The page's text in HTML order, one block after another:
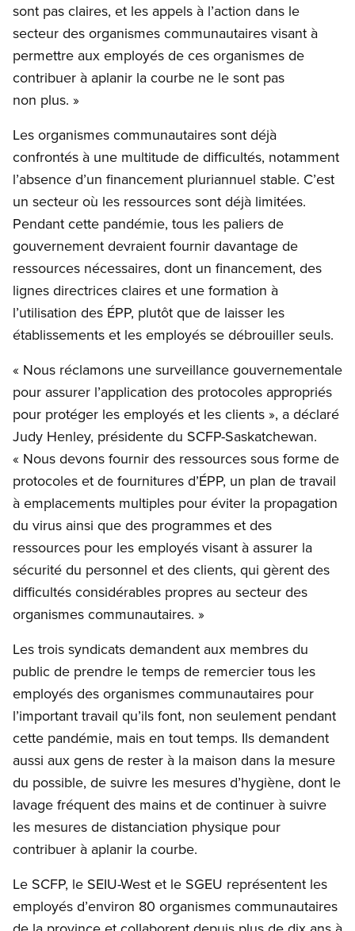
sont pas claires, et les appels à l’action dans le
secteur des organismes communautaires visant à
permettre aux employés de ces organismes de
contribuer à aplanir la courbe ne le sont pas
non plus. »
Les organismes communautaires sont déjà
confrontés à une multitude de difficultés, notamment
l’absence d’un financement pluriannuel stable. C’est
un secteur où les ressources sont déjà limitées.
Pendant cette pandémie, tous les paliers de
gouvernement devraient fournir davantage de
ressources nécessaires, dont un financement, des
lignes directrices claires et une formation à
l’utilisation des ÉPP, plutôt que de laisser les
établissements et les employés se débrouiller seuls.
« Nous réclamons une surveillance gouvernementale
pour assurer l’application des protocoles appropriés
pour protéger les employés et les clients », a déclaré
Judy Henley, présidente du SCFP-Saskatchewan.
« Nous devons fournir des ressources sous forme de
protocoles et de fournitures d’ÉPP, un plan de travail
à emplacements multiples pour éviter la propagation
du virus ainsi que des programmes et des
ressources pour les employés visant à assurer la
sécurité du personnel et des clients, qui gèrent des
difficultés considérables propres au secteur des
organismes communautaires. »
Les trois syndicats demandent aux membres du
public de prendre le temps de remercier tous les
employés des organismes communautaires pour
l’important travail qu’ils font, non seulement pendant
cette pandémie, mais en tout temps. Ils demandent
aussi aux gens de rester à la maison dans la mesure
du possible, de suivre les mesures d’hygiène, dont le
lavage fréquent des mains et de continuer à suivre
les mesures de distanciation physique pour
contribuer à aplanir la courbe.
Le SCFP, le SEIU-West et le SGEU représentent les
employés d’environ 80 organismes communautaires